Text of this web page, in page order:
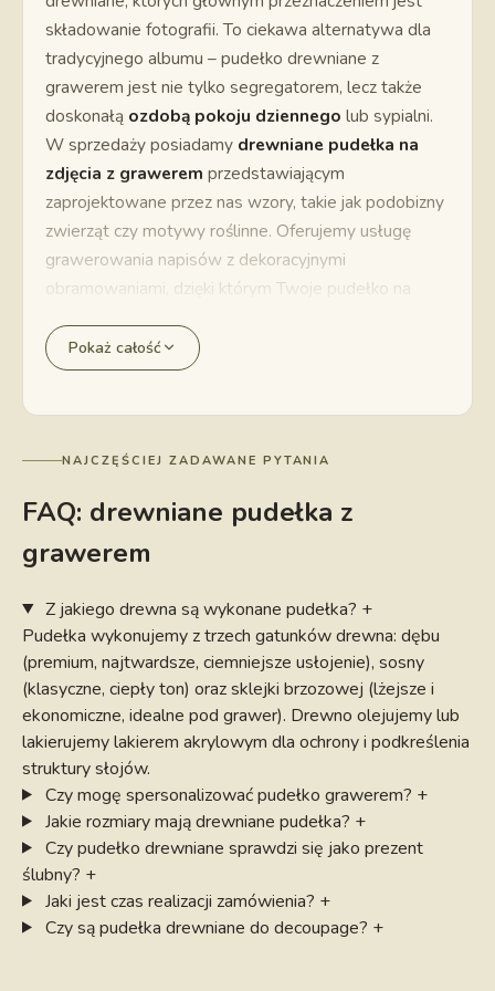
składowanie fotografii. To ciekawa alternatywa dla
tradycyjnego albumu – pudełko drewniane z
grawerem jest nie tylko segregatorem, lecz także
doskonałą ozdobą pokoju dziennego lub sypialni.
W sprzedaży posiadamy drewniane pudełka na
zdjęcia z grawerem przedstawiającym
zaprojektowane przez nas wzory, takie jak podobizny
zwierząt czy motywy roślinne. Oferujemy usługę
grawerowania napisów z dekoracyjnymi
obramowaniami, dzięki którym Twoje pudełko na
z
konfiguratora, możesz wgrać własny wzór do
wygrawerowania – na przykład logo firmy lub
Na zdjęcia ze ślubu lub wycieczek polecamy proste
wymiarach – możesz skorzystać u nas zusługi
wywoływania zdjęć
pudełka. Niektóre produkty posiadają więcej opcji
kolorystycznych, dlatego warto zapoznać się z
opisami różnych pudełek przed podjęciem decyzji.
Pudełko drewniane z grawerem pomieści nie tylko
setki odbitek – dostępne są również modele, w
których bezpiecznie przechowaszpendrive z
cyfrowymi zdjęciami
drewniane na album– dla miłośników tradycyjnych
rozwiązań.
Wybierz kolor malowania pudełka z drewna!
Zamówione przez Ciebie pudełko drewniane nie musi
wyglądać tak, jak na zdjęciu poglądowym –
Pokaż całość
NAJCZĘŚCIEJ ZADAWANE PYTANIA
FAQ: drewniane pudełka z
grawerem
Z jakiego drewna są wykonane pudełka? +
Pudełka wykonujemy z trzech gatunków drewna: dębu
(premium, najtwardsze, ciemniejsze usłojenie), sosny
(klasyczne, ciepły ton) oraz sklejki brzozowej (lżejsze i
ekonomiczne, idealne pod grawer). Drewno olejujemy lub
lakierujemy lakierem akrylowym dla ochrony i podkreślenia
struktury słojów.
Czy mogę spersonalizować pudełko grawerem? +
Jakie rozmiary mają drewniane pudełka? +
Czy pudełko drewniane sprawdzi się jako prezent
ślubny? +
Jaki jest czas realizacji zamówienia? +
Czy są pudełka drewniane do decoupage? +